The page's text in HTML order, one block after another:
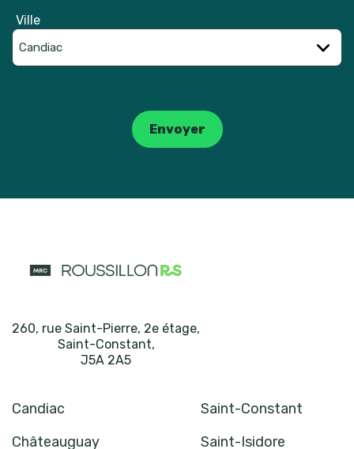
Ville
Envoyer
260, rue Saint-Pierre, 2e étage,
Saint-Constant,
J5A 2A5
Candiac
Saint-Constant
Châteauguay
Saint-Isidore